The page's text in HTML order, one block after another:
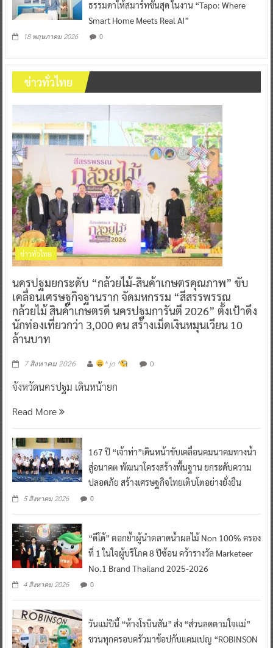
ธรรมดาให้สมาร์ทขั้นสุด ในงาน “Tapo: Where
Smart Home Meets Real AI”
18 พฤษภาคม 2026 0
ข่าวทั่วไทย
ข่าวทั่วไทย
นครปฐมยกระดับ “กล้วยไม้-สินค้าเกษตรคุณภาพ” ขับ
เคลื่อนเศรษฐกิจฐานราก จัดมหกรรม “สีสรรพรรณ
กล้วยไม้ สินค้าเกษตรดี นครปฐมการันตี 2026” ตั้งเป้าดึง
นักท่องเที่ยวกว่า 3,000 คน สร้างเม็ดเงินหมุนเวียน 10
ล้านบาท
7 สิงหาคม 2026 ^ jo ^ 0
จังหวัดนครปฐม เดินหน้ายก
Read More
167 ปี “เจ้าท่า”เดินหน้าขับเคลื่อนคมนาคมทางน้ำ
สู่อนาคต พัฒนาโครงสร้างพื้นฐาน ยกระดับความ
ปลอดภัย สร้างเศรษฐกิจไทยเติบโตอย่างยั่งยืน
5 สิงหาคม 2026 0
“ดีโด้” ตอกย้ำผู้นำตลาดน้ำผลไม้ Non 100% ครอง
ที่ 1 ในใจผู้บริโภค 8 ปีซ้อน คว้ารางวัล Marketeer
No.1 Brand Thailand 2025-2026
4 สิงหาคม 2026 0
วันแม่ปีนี้ “ห้างโรบินสัน” ส่ง “ส่วนลดตามใจแม่”
ชวนทุกครอบครัวมาช้อปกับแคมเปญ “ROBINSON